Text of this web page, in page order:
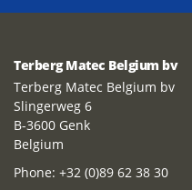
Terberg Matec Belgium bv
Terberg Matec Belgium bv
Slingerweg 6
B-3600 Genk
Belgium
Phone: +32 (0)89 62 38 30